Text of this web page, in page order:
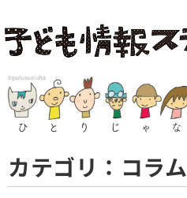
カテゴリ：コラム